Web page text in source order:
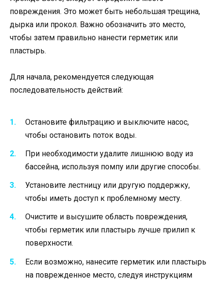
повреждения. Это может быть небольшая трещина,
дырка или прокол. Важно обозначить это место,
чтобы затем правильно нанести герметик или
пластырь.
Для начала, рекомендуется следующая
последовательность действий:
Остановите фильтрацию и выключите насос,
чтобы остановить поток воды.
При необходимости удалите лишнюю воду из
бассейна, используя помпу или другие способы.
Установите лестницу или другую поддержку,
чтобы иметь доступ к проблемному месту.
Очистите и высушите область повреждения,
чтобы герметик или пластырь лучше прилип к
поверхности.
Если возможно, нанесите герметик или пластырь
на поврежденное место, следуя инструкциям